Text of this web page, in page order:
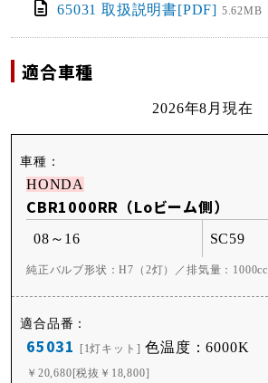
65031 取扱説明書[PDF] 5.62MB
適合車種
2026年8月現在
HONDA
CBR1000RR（Loビーム側）
08～16 SC59
純正バルブ形状：H7（2灯）／排気量：1000cc
65031 [1灯キット] 色温度：6000K
￥20,680[税抜￥18,800]